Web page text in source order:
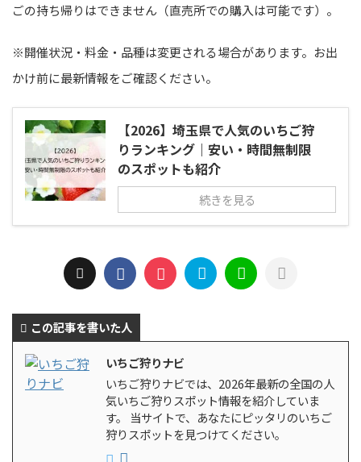
ごの持ち帰りはできません（直売所での購入は可能です）。
※開催状況・料金・品種は変更される場合があります。お出
かけ前に最新情報をご確認ください。
【2026】埼玉県で人気のいちご狩
りランキング｜安い・時間無制限
のスポットも紹介
続きを見る
この記事を書いた人
いちご狩りナビ
いちご狩りナビでは、2026年最新の全国の人
気いちご狩りスポット情報を紹介していま
す。 当サイトで、あなたにピッタリのいちご
狩りスポットを見つけてください。